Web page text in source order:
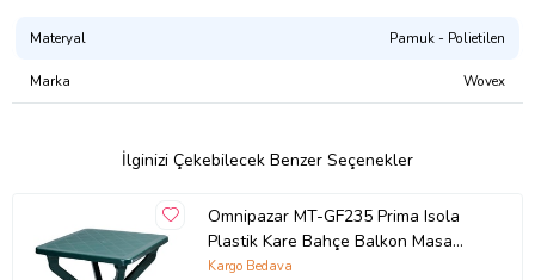
Masanızı daha iyi sararak düzenli durmasını sağlar dört mevsim
örnek olarak temsilidir renk gri dir
Materyal Pamuk - Polietilen
Marka Wovex
İlginizi Çekebilecek Benzer Seçenekler
Omnipazar MT-GF235 Prima Isola
Plastik Kare Bahçe Balkon Masa
70x70 cm
Kargo Bedava